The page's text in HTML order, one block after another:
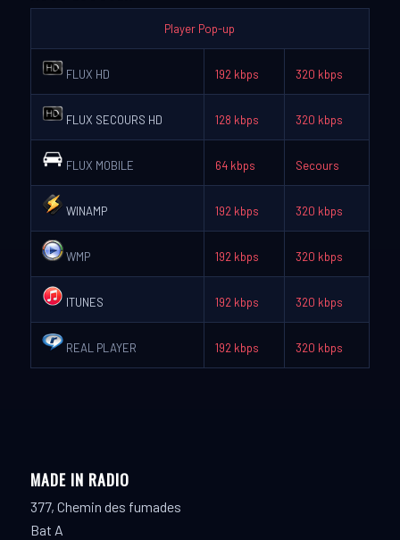
Player Pop-up
FLUX HD 192 kbps 320 kbps
FLUX SECOURS HD 128 kbps 320 kbps
FLUX MOBILE 64 kbps Secours
WINAMP 192 kbps 320 kbps
WMP 192 kbps 320 kbps
ITUNES 192 kbps 320 kbps
REAL PLAYER 192 kbps 320 kbps
MADE IN RADIO
377, Chemin des fumades
Bat A